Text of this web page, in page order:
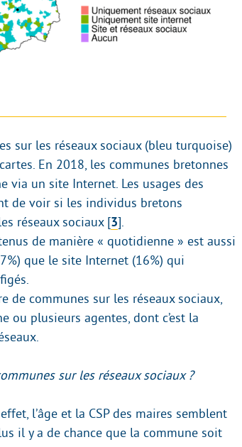
sur les réseaux sociaux (bleu turquoise)
En 2018, les communes bretonnes
via un site Internet. Les usages des
de voir si les individus bretons
réseaux sociaux[3].
de manière « quotidienne » est aussi
que le site Internet (16%) qui
de communes sur les réseaux sociaux,
ou plusieurs agentes, dont c’est la
sur les réseaux sociaux ?
l’âge et la CSP des maires semblent
il y a de chance que la commune soit